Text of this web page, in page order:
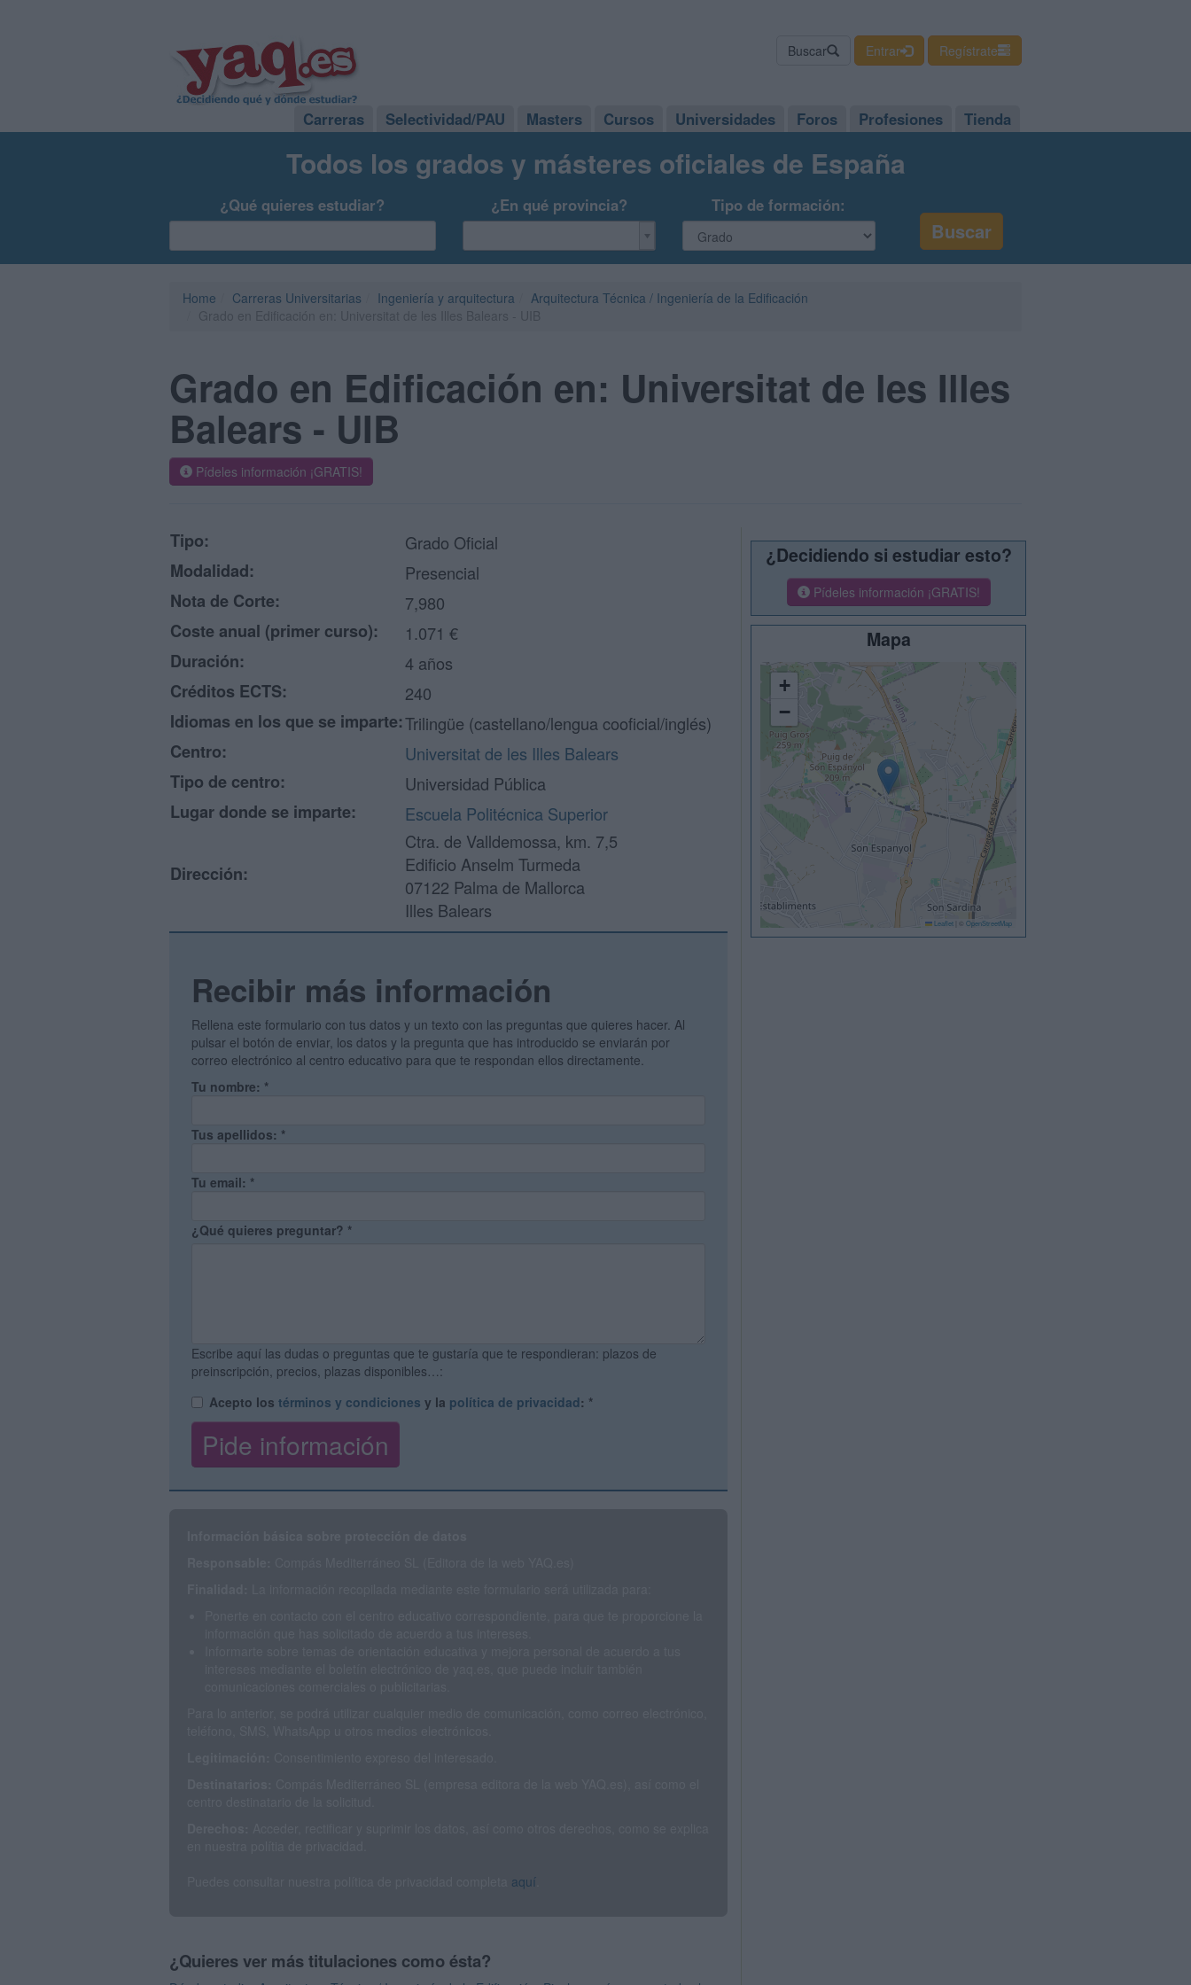
Buscar Entrar Regístrate
Carreras Selectividad/PAU Masters Cursos Universidades Foros Profesiones Tienda
Todos los grados y másteres oficiales de España
¿Qué quieres estudiar? ¿En qué provincia? Tipo de formación:
Home Carreras Universitarias Ingeniería y arquitectura
Arquitectura Técnica / Ingeniería de la Edificación
Grado en Edificación en: Universitat de les Illes
Balears - UIB
Pídeles información ¡GRATIS!
Tipo:
Grado Oficial
Modalidad:
Presencial
Nota de Corte:
7,980
Coste anual (primer curso):
1.071 €
Duración:
4 años
Créditos ECTS:
240
Idiomas en los que se imparte:Trilingüe (castellano/lengua cooficial/inglés)
Centro:
Universitat de les Illes Balears
Tipo de centro:
Universidad Pública
Lugar donde se imparte:
Escuela Politécnica Superior
Dirección:
Ctra. de Valldemossa, km. 7,5
Edificio Anselm Turmeda
07122 Palma de Mallorca
Illes Balears
Recibir más información
Rellena este formulario con tus datos y un texto con las preguntas que quieres hacer. Al
pulsar el botón de enviar, los datos y la pregunta que has introducido se enviarán por
correo electrónico al centro educativo para que te respondan ellos directamente.
Tu nombre: *
Tus apellidos: *
Tu email: *
¿Qué quieres preguntar? *
Escribe aquí las dudas o preguntas que te gustaría que te respondieran: plazos de
preinscripción, precios, plazas disponibles…:
Acepto los términos y condiciones y la política de privacidad: *
aquí
¿Quieres ver más titulaciones como ésta?
¿Decidiendo si estudiar esto?
Pídeles información ¡GRATIS!
Mapa
+
−
Leaflet © OpenStreetMap